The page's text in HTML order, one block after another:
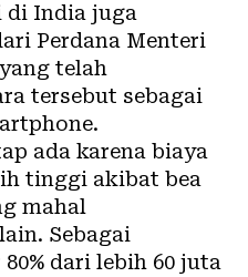
di India juga
Perdana Menteri
telah
tersebut sebagai
ada karena biaya
tinggi akibat bea
mahal
Sebagai
dari lebih 60 juta